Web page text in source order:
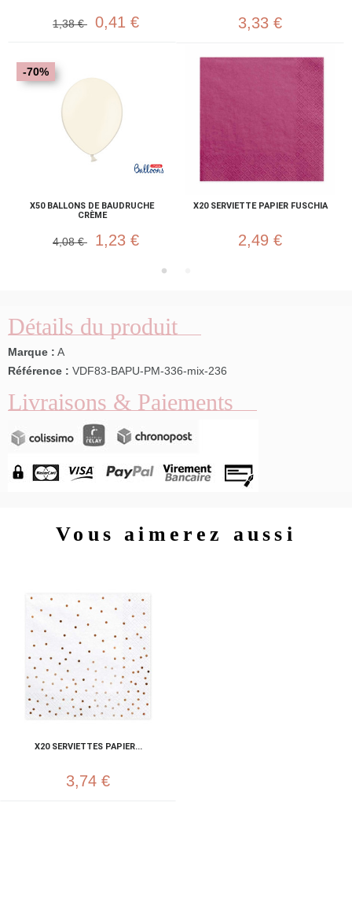
1,38 € 0,41 € 3,33 €
X50 BALLONS DE BAUDRUCHE
CRÈME
-70%
4,08 € 1,23 €
X20 SERVIETTE PAPIER FUSCHIA
2,49 €
Détails du produit
Marque : A
Référence : VDF83-BAPU-PM-336-mix-236
Livraisons & Paiements
Vous aimerez aussi
X20 SERVIETTES PAPIER...
3,74 €